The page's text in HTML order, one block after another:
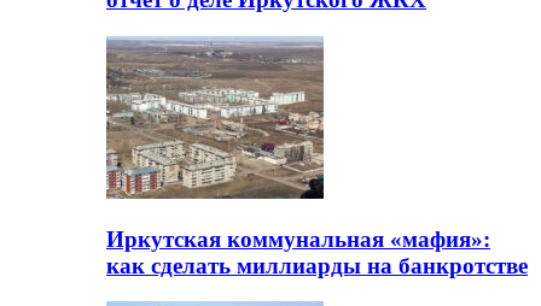
Иркутская коммунальная «мафия»:
как сделать миллиарды на банкротстве